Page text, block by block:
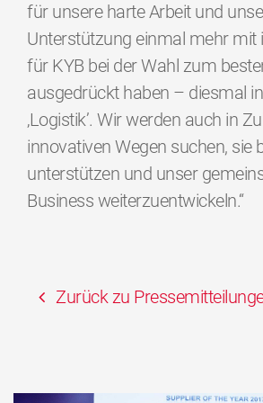
für unsere harte Arbeit und
Unterstützung einmal mehr mit
für KYB bei der Wahl zum
ausgedrückt haben – diesmal
‚Logistik’. Wir werden auch in
innovativen Wegen suchen, sie
unterstützen und unser
Business weiterzuentwickeln.“
Zurück zu